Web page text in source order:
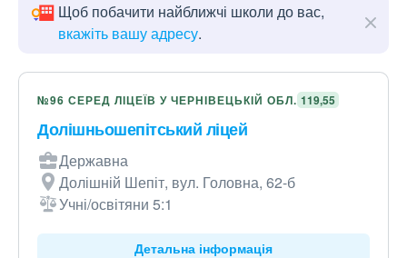
Щоб побачити найближчі школи до вас,
вкажіть вашу адресу.
№96 СЕРЕД ЛІЦЕЇВ У ЧЕРНІВЕЦЬКІЙ ОБЛ. 119,55
Долішньошепітський ліцей
Державна
Долішній Шепіт, вул. Головна, 62-б
Учні/освітяни 5:1
Детальна інформація